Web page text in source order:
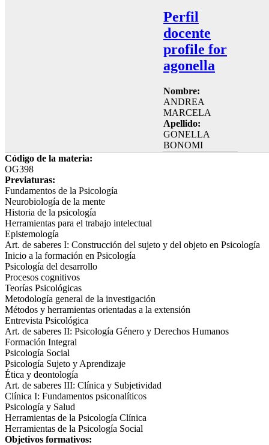
Perfil
docente
profile for
agonella
Nombre:
ANDREA
MARCELA
Apellido:
GONELLA
BONOMI
Código de la materia:
OG398
Previaturas:
Fundamentos de la Psicología
Neurobiología de la mente
Historia de la psicología
Herramientas para el trabajo intelectual
Epistemología
Art. de saberes I: Construcción del sujeto y del objeto en Psicología
Inicio a la formación en Psicología
Psicología del desarrollo
Procesos cognitivos
Teorías Psicológicas
Metodología general de la investigación
Métodos y herramientas orientadas a la extensión
Entrevista Psicológica
Art. de saberes II: Psicología Género y Derechos Humanos
Formación Integral
Psicología Social
Psicología Sujeto y Aprendizaje
Ética y deontología
Art. de saberes III: Clínica y Subjetividad
Clínica I: Fundamentos psiconalíticos
Psicología y Salud
Herramientas de la Psicología Clínica
Herramientas de la Psicología Social
Objetivos formativos: